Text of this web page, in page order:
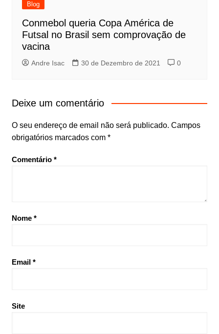
Blog
Conmebol queria Copa América de
Futsal no Brasil sem comprovação de
vacina
Andre Isac 30 de Dezembro de 2021 0
Deixe um comentário
O seu endereço de email não será publicado. Campos
obrigatórios marcados com *
Comentário *
Nome *
Email *
Site